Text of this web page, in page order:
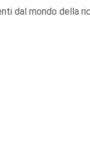
dal mondo della